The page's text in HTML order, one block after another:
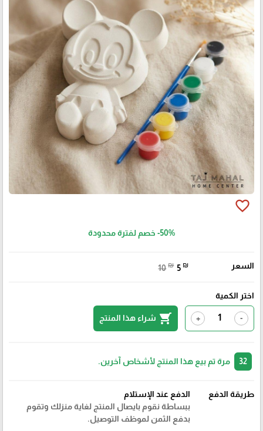
favorite_border
-50% خصم لفترة محدودة
السعر 10 ₪ 5 ₪
اختر الكمية
-
+
shopping_cart شراء هذا المنتج
مرة تم بيع هذا المنتج لأشخاص آخرين.
طريقة الدفع
الدفع عند الإستلام
ببساطة نقوم بايصال المنتج لغاية منزلك وتقوم
بدفع الثمن لموظف التوصيل.